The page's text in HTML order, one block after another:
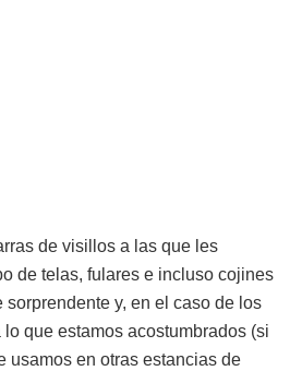
de visillos a las que les
de telas, fulares e incluso cojines
sorprendente y, en el caso de los
que estamos acostumbrados (si
usamos en otras estancias de